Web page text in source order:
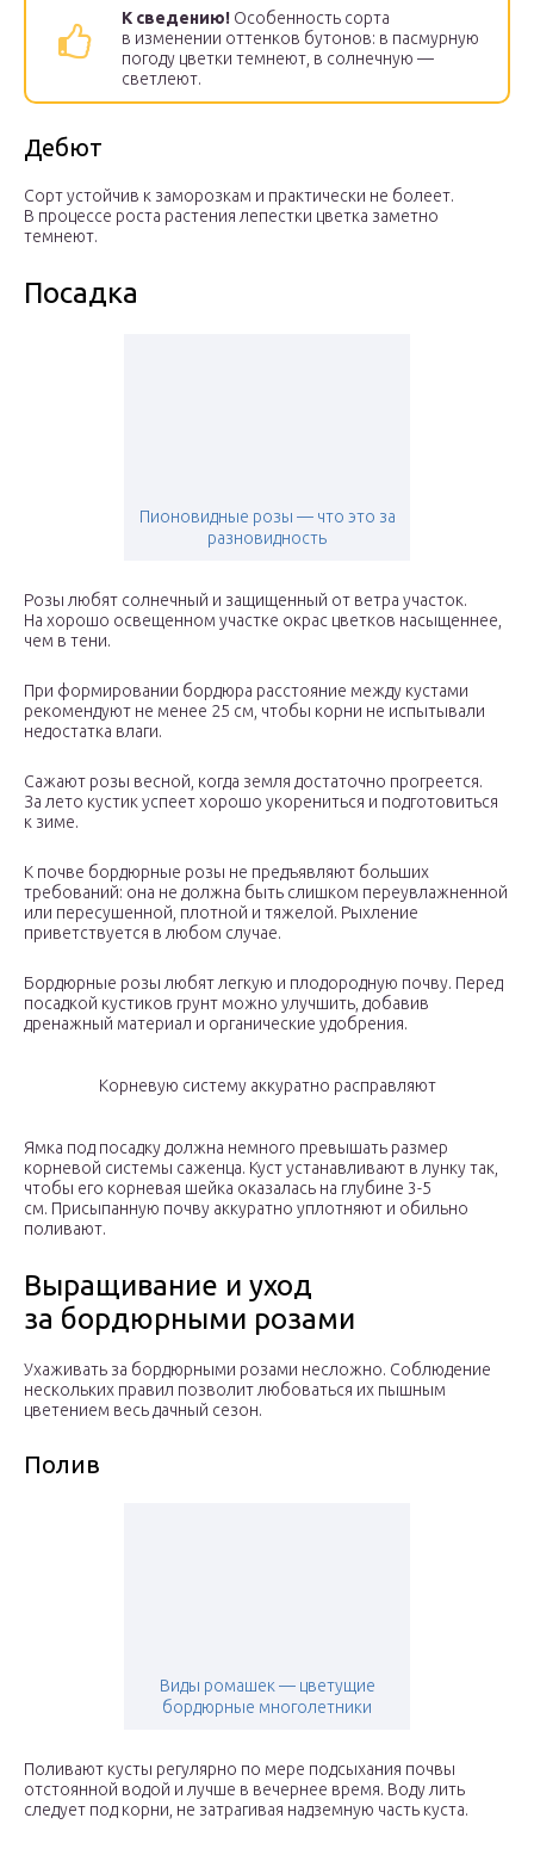
К сведению! Особенность сорта
в изменении оттенков бутонов: в пасмурную
погоду цветки темнеют, в солнечную —
светлеют.
Дебют
Сорт устойчив к заморозкам и практически не болеет.
В процессе роста растения лепестки цветка заметно
темнеют.
Посадка
Пионовидные розы — что это за
разновидность
Розы любят солнечный и защищенный от ветра участок.
На хорошо освещенном участке окрас цветков насыщеннее,
чем в тени.
При формировании бордюра расстояние между кустами
рекомендуют не менее 25 см, чтобы корни не испытывали
недостатка влаги.
Сажают розы весной, когда земля достаточно прогреется.
За лето кустик успеет хорошо укорениться и подготовиться
к зиме.
К почве бордюрные розы не предъявляют больших
требований: она не должна быть слишком переувлажненной
или пересушенной, плотной и тяжелой. Рыхление
приветствуется в любом случае.
Бордюрные розы любят легкую и плодородную почву. Перед
посадкой кустиков грунт можно улучшить, добавив
дренажный материал и органические удобрения.
Корневую систему аккуратно расправляют
Ямка под посадку должна немного превышать размер
корневой системы саженца. Куст устанавливают в лунку так,
чтобы его корневая шейка оказалась на глубине 3-5
см. Присыпанную почву аккуратно уплотняют и обильно
поливают.
Выращивание и уход
за бордюрными розами
Ухаживать за бордюрными розами несложно. Соблюдение
нескольких правил позволит любоваться их пышным
цветением весь дачный сезон.
Полив
Виды ромашек — цветущие
бордюрные многолетники
Поливают кусты регулярно по мере подсыхания почвы
отстоянной водой и лучше в вечернее время. Воду лить
следует под корни, не затрагивая надземную часть куста.